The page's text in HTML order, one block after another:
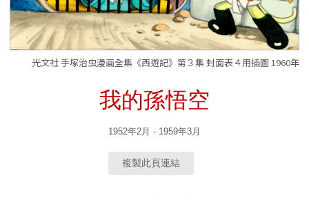
光文社 手塚治虫漫画全集《西遊記》第３集 封面表４用插圖 1960年
我的孫悟空
1952年2月 - 1959年3月
複製此頁連結